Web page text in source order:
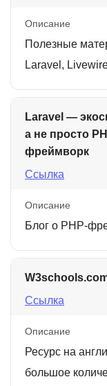
Описание
Полезные
Laravel,
Laravel —
а не просто
фреймворк
Ссылка
Описание
Блог о PHP-
Ссылка
Описание
Ресурс на
большое